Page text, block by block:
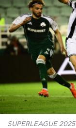
SUPERLEAGUE